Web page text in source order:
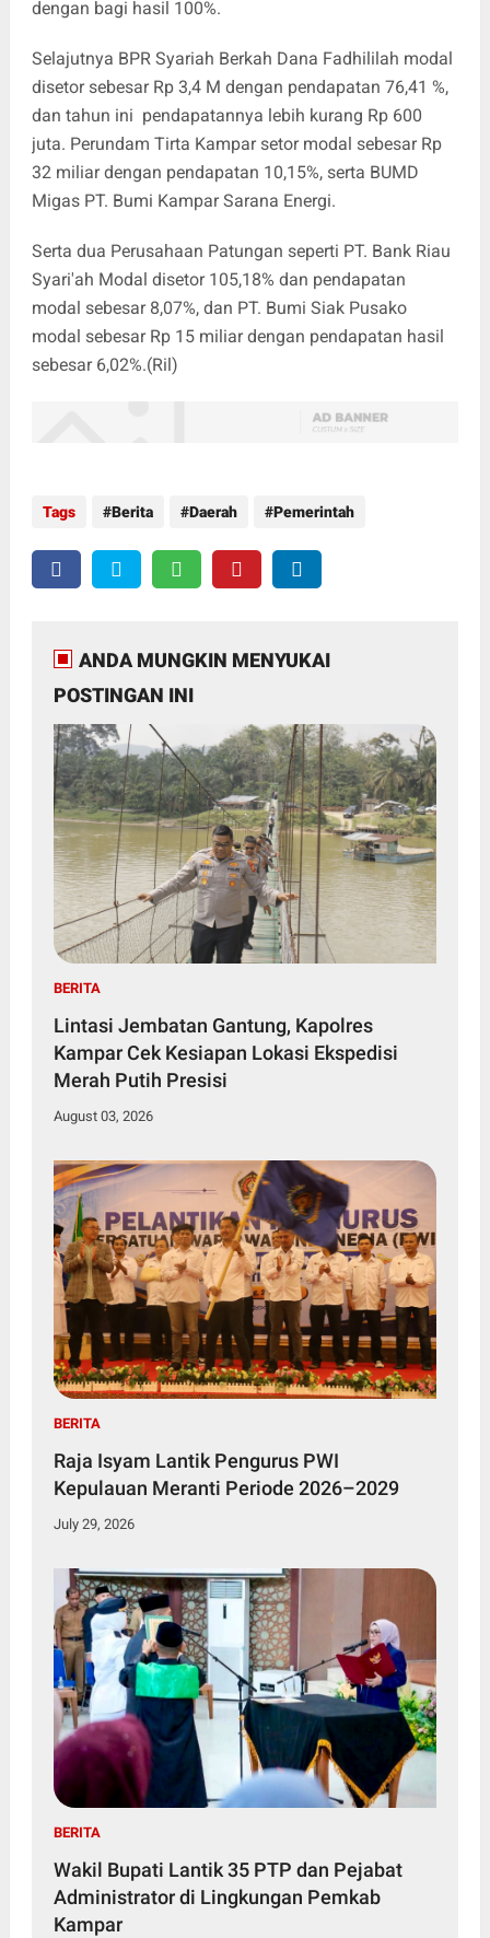
dengan bagi hasil 100%.
Selajutnya BPR Syariah Berkah Dana Fadhililah modal
disetor sebesar Rp 3,4 M dengan pendapatan 76,41 %,
dan tahun ini pendapatannya lebih kurang Rp 600
juta. Perundam Tirta Kampar setor modal sebesar Rp
32 miliar dengan pendapatan 10,15%, serta BUMD
Migas PT. Bumi Kampar Sarana Energi.
Serta dua Perusahaan Patungan seperti PT. Bank Riau
Syari'ah Modal disetor 105,18% dan pendapatan
modal sebesar 8,07%, dan PT. Bumi Siak Pusako
modal sebesar Rp 15 miliar dengan pendapatan hasil
sebesar 6,02%.(Ril)
Tags Berita Daerah Pemerintah
ANDA MUNGKIN MENYUKAI
POSTINGAN INI
BERITA
Lintasi Jembatan Gantung, Kapolres
Kampar Cek Kesiapan Lokasi Ekspedisi
Merah Putih Presisi
August 03, 2026
BERITA
Raja Isyam Lantik Pengurus PWI
Kepulauan Meranti Periode 2026–2029
July 29, 2026
BERITA
Wakil Bupati Lantik 35 PTP dan Pejabat
Administrator di Lingkungan Pemkab
Kampar